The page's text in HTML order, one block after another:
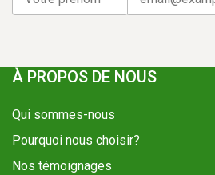
À PROPOS DE NOUS
Qui sommes-nous
Pourquoi nous choisir?
Nos témoignages